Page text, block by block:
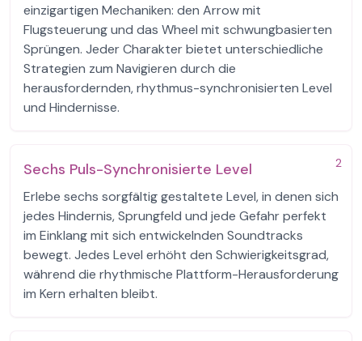
einzigartigen Mechaniken: den Arrow mit
Flugsteuerung und das Wheel mit schwungbasierten
Sprüngen. Jeder Charakter bietet unterschiedliche
Strategien zum Navigieren durch die
herausfordernden, rhythmus-synchronisierten Level
und Hindernisse.
2
Sechs Puls-Synchronisierte Level
Erlebe sechs sorgfältig gestaltete Level, in denen sich
jedes Hindernis, Sprungfeld und jede Gefahr perfekt
im Einklang mit sich entwickelnden Soundtracks
bewegt. Jedes Level erhöht den Schwierigkeitsgrad,
während die rhythmische Plattform-Herausforderung
im Kern erhalten bleibt.